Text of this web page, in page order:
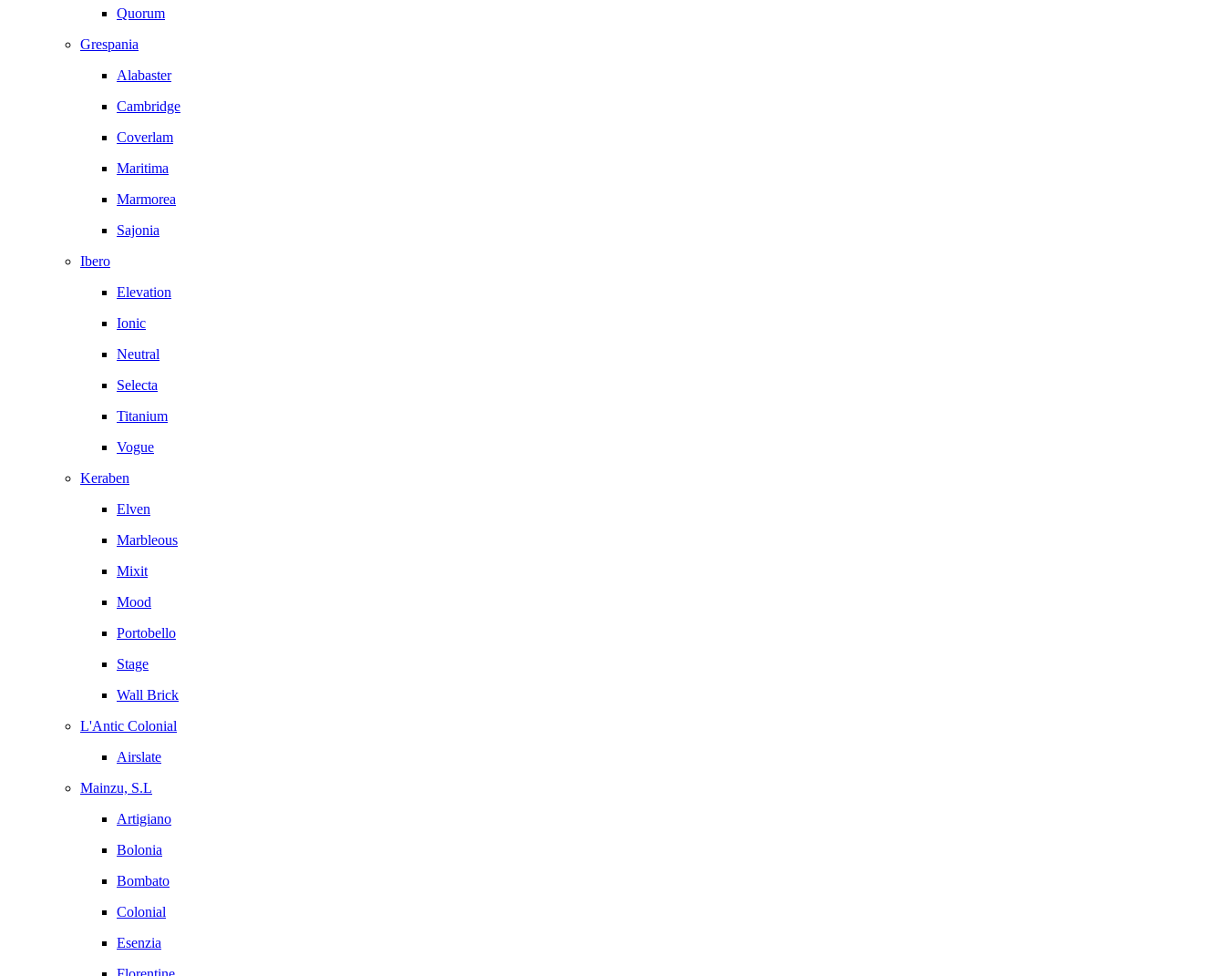
Quorum
Grespania
Alabaster
Cambridge
Coverlam
Maritima
Marmorea
Sajonia
Ibero
Elevation
Ionic
Neutral
Selecta
Titanium
Vogue
Keraben
Elven
Marbleous
Mixit
Mood
Portobello
Stage
Wall Brick
L'Antic Colonial
Airslate
Mainzu, S.L
Artigiano
Bolonia
Bombato
Colonial
Esenzia